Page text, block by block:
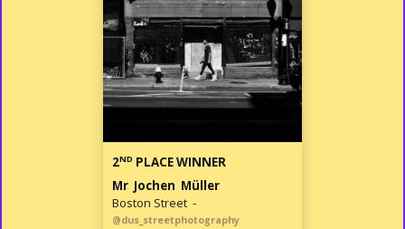
2ND PLACE WINNER
Mr Jochen Müller
Boston Street -
@dus_streetphotography